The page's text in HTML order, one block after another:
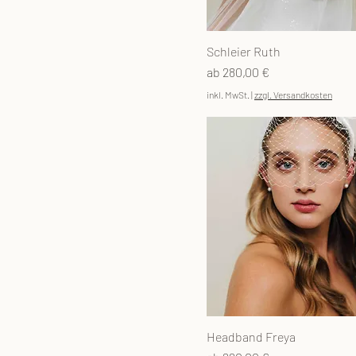
Schleier Ruth
ab 280,00 €
Sale-Preis
inkl. MwSt. |zzgl. Versandkosten
Headband Freya